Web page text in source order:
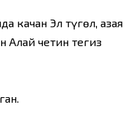
качан Эл түгөл, азая
Алай четин тегиз